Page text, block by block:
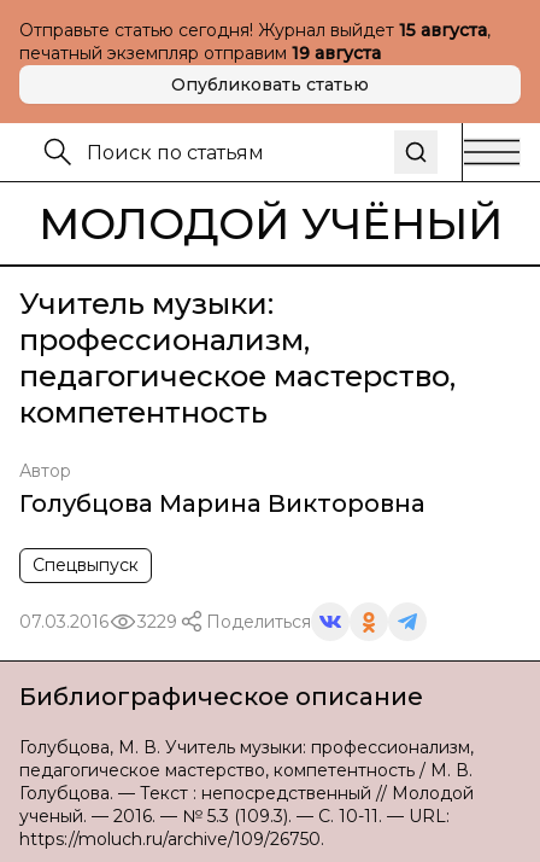
Отправьте статью сегодня! Журнал выйдет 15 августа,
печатный экземпляр отправим 19 августа
Опубликовать статью
МОЛОДОЙ УЧЁНЫЙ
Учитель музыки:
профессионализм,
педагогическое мастерство,
компетентность
Автор
Голубцова Марина Викторовна
Спецвыпуск
07.03.2016 3229 Поделиться
Библиографическое описание
Голубцова, М. В. Учитель музыки: профессионализм,
педагогическое мастерство, компетентность / М. В.
Голубцова. — Текст : непосредственный // Молодой
ученый. — 2016. — № 5.3 (109.3). — С. 10-11. — URL:
https://moluch.ru/archive/109/26750.